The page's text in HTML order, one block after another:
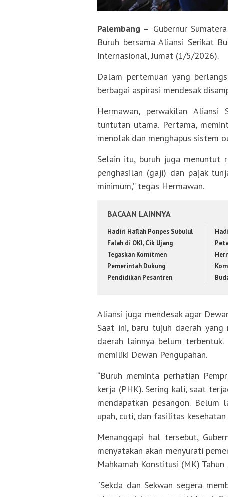
Palembang – Gubernur
Buruh bersama Aliansi Serikat
Internasional, Jumat (1/5/2026).
Dalam pertemuan yang
berbagai aspirasi mendesak
Hermawan, perwakilan Aliansi
tuntutan utama. Pertama,
menolak dan menghapus sistem
Selain itu, buruh juga menuntut
penghasilan (gaji) dan pajak
minimum,” tegas Hermawan.
BACAAN LAINNYA
Hadiri Haflah Ponpes Subulul
Falah di OKI, Cik Ujang
Tegaskan Komitmen
Pemerintah Dukung
Pendidikan Pesantren
Aliansi juga mendesak agar
Saat ini, baru tujuh daerah yang
daerah lainnya belum
memiliki Dewan Pengupahan.
“Buruh meminta perhatian
kerja (PHK). Sering kali, saat
mendapatkan pesangon.
upah, cuti, dan fasilitas
Menanggapi hal tersebut,
menyatakan akan menyurati
Mahkamah Konstitusi (MK) Tahun
“Sekda dan Sekwan segera